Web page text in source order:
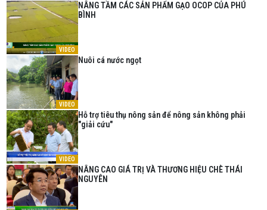
VIDEO
NÂNG TẦM CÁC SẢN PHẨM GẠO OCOP CỦA PHÚ
BÌNH
VIDEO
Nuôi cá nước ngọt
VIDEO
Hỗ trợ tiêu thụ nông sản để nông sản không phải
"giải cứu"
NÂNG CAO GIÁ TRỊ VÀ THƯƠNG HIỆU CHÈ THÁI
NGUYÊN